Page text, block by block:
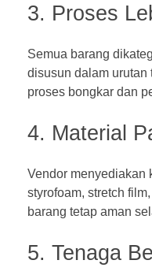
3. Proses
Semua barang
disusun dalam urutan
proses bongkar dan
4. Material
Vendor menyediakan
styrofoam, stretch
barang tetap aman
5. Tenaga